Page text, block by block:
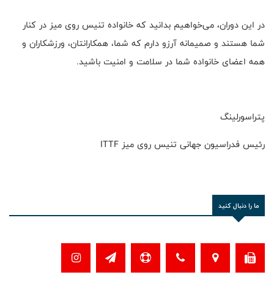
در این دوران، می‌خواهیم بدانید که خانواده تنیس روی میز در کنار
شما هستند و صمیمانه آرزو دارم که شما، همکارانتان، ورزشکاران و
همه اعضای خانواده‌ شما در سلامت و امنیت باشید.
پتراسورلینگ
رئیس فدراسیون جهانی تنیس روی میز ITTF
ما را دنبال کنید